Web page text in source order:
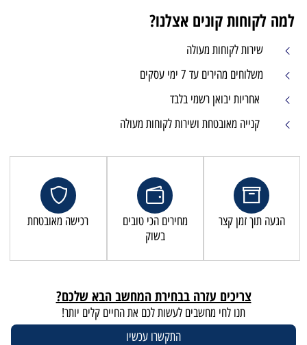
למה לקוחות קונים אצלנו?
שירות לקוחות מעולה
משלוחים מהירים עד 7 ימי עסקים
אחריות יבואן רשמי בלבד
קנייה מאובטחת ושירות לקוחות מעולה
הגעה תוך זמן קצר
מחירים הכי טובים
בשוק
רכישה מאובטחת
צריכים עזרה בבחירת המחשב הבא שלכם?
תנו לחי מחשבים לעשות לכם את החיים קלים יותר!
התקשרו עכשיו